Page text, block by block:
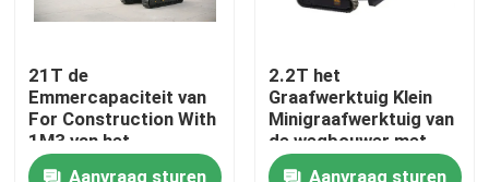
Fabrieksreis
Kwaliteitscontrole
Contacteer ons
21T de
Emmercapaciteit van
For Construction With
1M3 van het
kruippakjegraafwerktuig
Aanvraag sturen
2.2T het
Graafwerktuig Klein
Minigraafwerktuig van
de wegbouwer met
2200 Kg Werkend
Aanvraag sturen